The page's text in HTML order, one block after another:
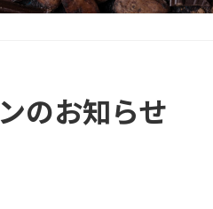
のお知らせ